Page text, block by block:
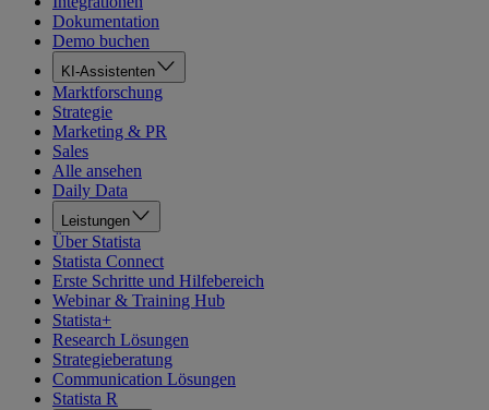
Dokumentation
Demo buchen
KI-Assistenten
Marktforschung
Strategie
Marketing & PR
Sales
Alle ansehen
Daily Data
Leistungen
Über Statista
Statista Connect
Erste Schritte und Hilfebereich
Webinar & Training Hub
Statista+
Research Lösungen
Strategieberatung
Communication Lösungen
Statista R